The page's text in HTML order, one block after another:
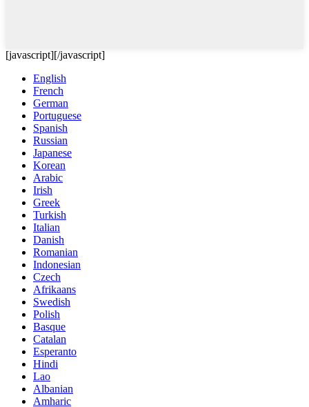
[javascript][/javascript]
English
French
German
Portuguese
Spanish
Russian
Japanese
Korean
Arabic
Irish
Greek
Turkish
Italian
Danish
Romanian
Indonesian
Czech
Afrikaans
Swedish
Polish
Basque
Catalan
Esperanto
Hindi
Lao
Albanian
Amharic